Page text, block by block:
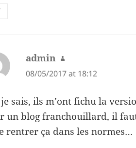
admin says:
08/05/2017 at 18:12
sais, ils m’ont fichu la
un blog franchouillard, il
rentrer ça dans les normes…